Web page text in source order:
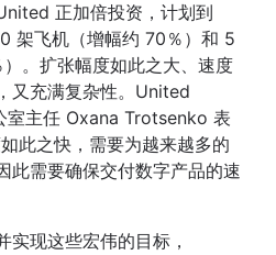
正加倍投资，计划到
架飞机（增幅约 70％）和 5
。扩张幅度如此之大、速度
又充满复杂性。United
室主任 Oxana Trotsenko 表
此之快，需要为越来越多的
此需要确保交付数字产品的速
实现这些宏伟的目标，